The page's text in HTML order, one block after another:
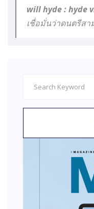
will hyde : hyde
เชื่อมั่นว่าดนตรีส